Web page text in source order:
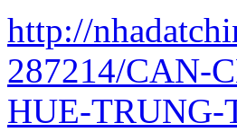
http://
287214/CAN-
HUE-